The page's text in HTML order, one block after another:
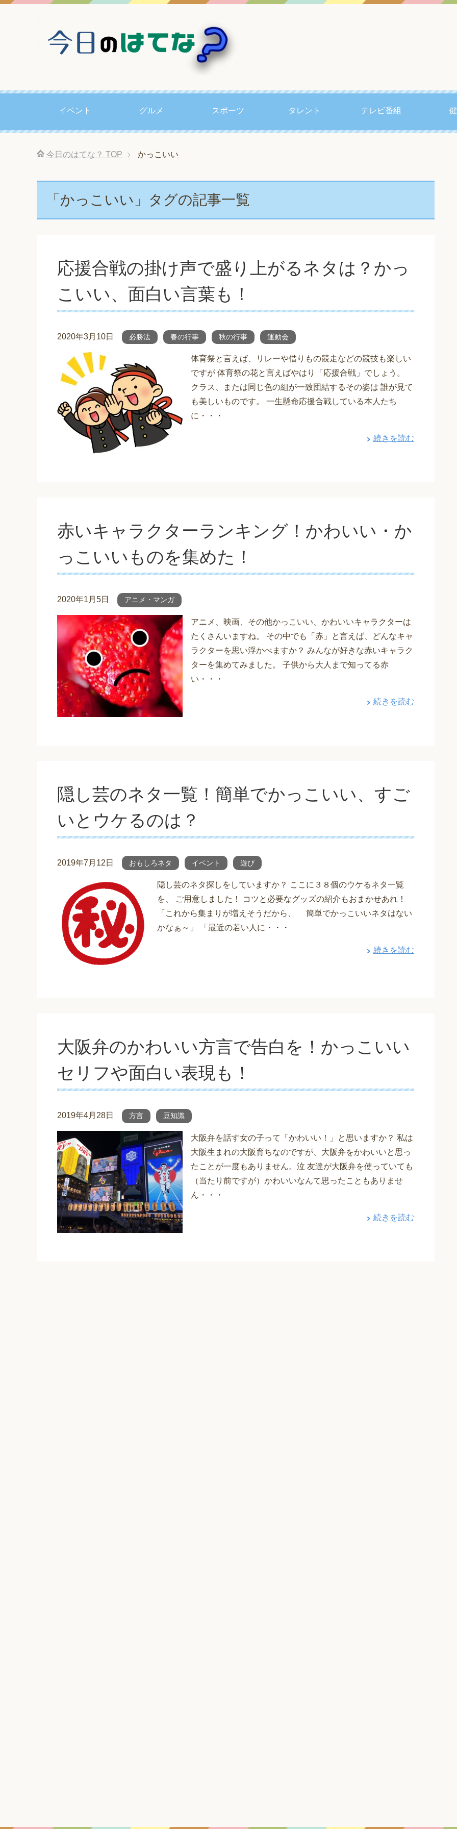
イベント グルメ スポーツ タレント テレビ番組
今日のはてな？ TOP かっこいい
「かっこいい」タグの記事一覧
応援合戦の掛け声で盛り上がるネタは？かっ
こいい、面白い言葉も！
2020年3月10日 必勝法 春の行事 秋の行事 運動会
体育祭と言えば、リレーや借りもの競走などの競技も楽しい
ですが 体育祭の花と言えばやはり「応援合戦」でしょう。
クラス、または同じ色の組が一致団結するその姿は 誰が見て
も美しいものです。 一生懸命応援合戦している本人たち
に・・・
続きを読む
赤いキャラクターランキング！かわいい・か
っこいいものを集めた！
2020年1月5日 アニメ・マンガ
アニメ、映画、その他かっこいい、かわいいキャラクターは
たくさんいますね。 その中でも「赤」と言えば、どんなキャ
ラクターを思い浮かべますか？ みんなが好きな赤いキャラク
ターを集めてみました。 子供から大人まで知ってる赤
い・・・
続きを読む
隠し芸のネタ一覧！簡単でかっこいい、すご
いとウケるのは？
2019年7月12日 おもしろネタ イベント 遊び
隠し芸のネタ探しをしていますか？ ここに３８個のウケるネタ一覧
を、 ご用意しました！ コツと必要なグッズの紹介もおまかせあれ！
「これから集まりが増えそうだから、 簡単でかっこいいネタはない
かなぁ～」 「最近の若い人に・・・
続きを読む
大阪弁のかわいい方言で告白を！かっこいい
セリフや面白い表現も！
2019年4月28日 方言 豆知識
大阪弁を話す女の子って「かわいい！」と思いますか？ 私は
大阪生まれの大阪育ちなのですが、大阪弁をかわいいと思っ
たことが一度もありません。泣 友達が大阪弁を使っていても
（当たり前ですが）かわいいなんて思ったこともありませ
ん・・・
続きを読む